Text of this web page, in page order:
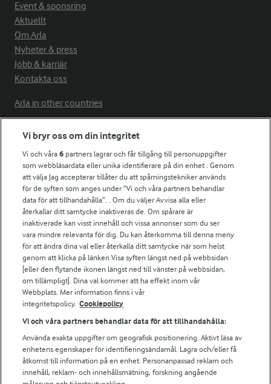
Event & sponsring
Aktuellt
Om Arla
Nyheter & press
Jobb & karriär
Kontakta oss
Arla in other countries
För ägare
Arlas kundportal
Arla.com
Falbygdens Ost
Arla webbshop
Bildbank
Följ oss
Vi bryr oss om din integritet
Vi och våra6 partners lagrar och får tillgång till personuppgifter
som webbläsardata eller unika identifierare på din enhet . Genom
att välja Jag accepterar tillåter du att spårningstekniker används
för de syften som anges under ”Vi och våra partners behandlar
data för att tillhandahålla”. . Om du väljer Avvisa alla eller
återkallar ditt samtycke inaktiveras de. Om spårare är
inaktiverade kan visst innehåll och vissa annonser som du ser
vara mindre relevanta för dig. Du kan återkomma till denna meny
för att ändra dina val eller återkalla ditt samtycke när som helst
genom att klicka på länken Visa syften längst ned på webbsidan
[eller den flytande ikonen längst ned till vänster på webbsidan,
om tillämpligt]. Dina val kommer att ha effekt inom vår
Webbplats. Mer information finns i vår
integritetspolicy. Cookiepolicy
Vi och våra partners behandlar data för att tillhandahålla:
Använda exakta uppgifter om geografisk positionering. Aktivt läsa av
enhetens egenskaper för identifieringsändamål. Lagra och/eller få
åtkomst till information på en enhet. Personanpassad reklam och
innehåll, reklam- och innehållsmätning, forskning angående